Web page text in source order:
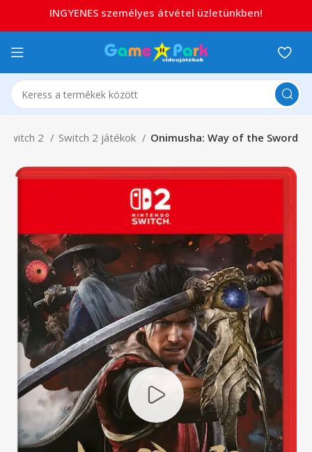
2 Switch 2 játékok Onimusha: Way of the Sword
INGYENES személyes átvétel üzletünkben!